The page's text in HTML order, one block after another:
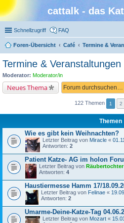
cattalk - das
Schnellzugriff FAQ
Foren-Übersicht Café
Termine &
Termine & Veranstaltungen
Moderator: Moderator/in
Neues Thema
122 Themen 1 2
Themen
Wie es gibt kein Weihnachten?
Letzter Beitrag von Miracle «
Antworten: 2
Patient Katze- AG im holon
Letzter Beitrag von Räubertochter
Antworten: 4
Haustiermesse Hamm 17/
Letzter Beitrag von Felinae «
Antworten: 2
Umarme-Deine-Katze-Tag
Letzter Beitrag von Mozart «